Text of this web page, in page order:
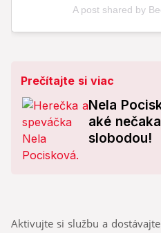
Prečítajte si viac
Nela
aké
slobodou!
Aktivujte si službu a